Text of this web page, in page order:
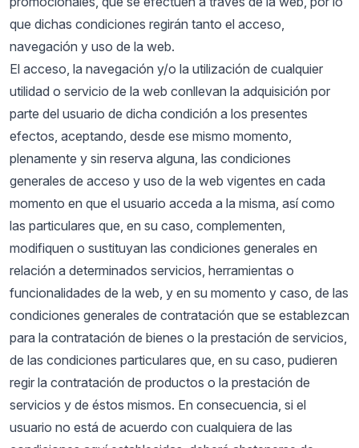
que dichas condiciones regirán tanto el acceso,
navegación y uso de la web.
El acceso, la navegación y/o la utilización de cualquier
utilidad o servicio de la web conllevan la adquisición por
parte del usuario de dicha condición a los presentes
efectos, aceptando, desde ese mismo momento,
plenamente y sin reserva alguna, las condiciones
generales de acceso y uso de la web vigentes en cada
momento en que el usuario acceda a la misma, así como
las particulares que, en su caso, complementen,
modifiquen o sustituyan las condiciones generales en
relación a determinados servicios, herramientas o
funcionalidades de la web, y en su momento y caso, de las
condiciones generales de contratación que se establezcan
para la contratación de bienes o la prestación de servicios,
de las condiciones particulares que, en su caso, pudieren
regir la contratación de productos o la prestación de
servicios y de éstos mismos. En consecuencia, si el
usuario no está de acuerdo con cualquiera de las